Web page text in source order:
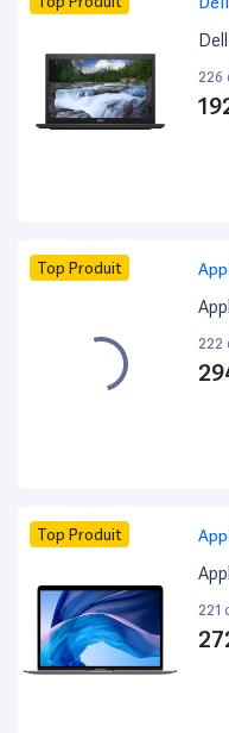
226
Top Produit
222
Top Produit
221